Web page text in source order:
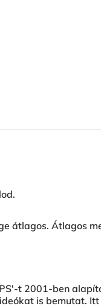
átlagos. Átlagos
t 2001-ben
is bemutat.